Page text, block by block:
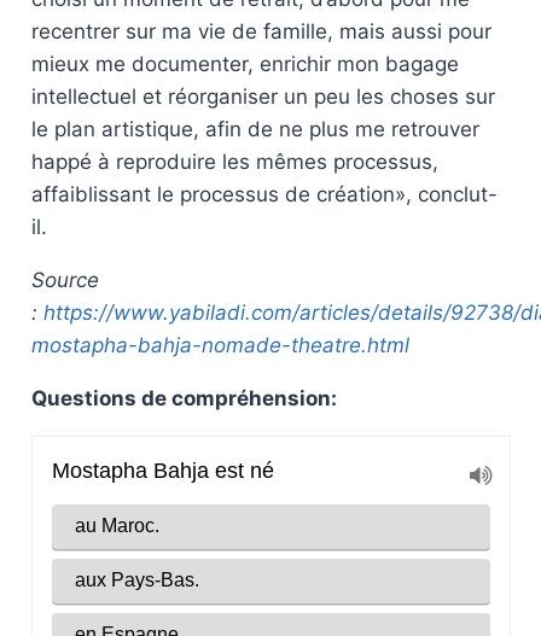
recentrer sur ma vie de famille, mais aussi pour
mieux me documenter, enrichir mon bagage
intellectuel et réorganiser un peu les choses sur
le plan artistique, afin de ne plus me retrouver
happé à reproduire les mêmes processus,
affaiblissant le processus de création», conclut-
il.
Source
: https://www.yabiladi.com/articles/details/92738/
mostapha-bahja-nomade-theatre.html
Questions de compréhension: